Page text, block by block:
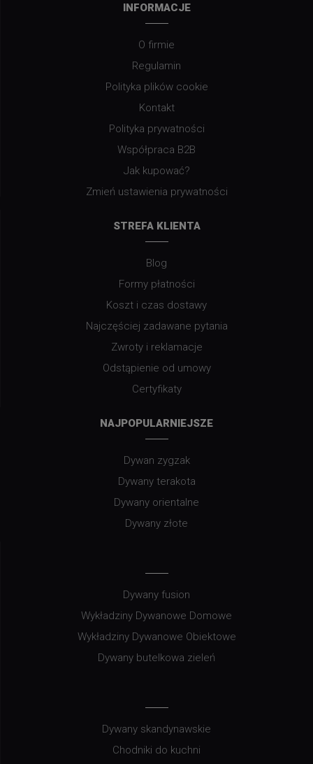
INFORMACJE
O firmie
Regulamin
Polityka plików cookie
Kontakt
Polityka prywatności
Współpraca B2B
Jak kupować?
Zmień ustawienia prywatności
STREFA KLIENTA
Blog
Formy płatności
Koszt i czas dostawy
Najczęściej zadawane pytania
Zwroty i reklamacje
Odstąpienie od umowy
Certyfikaty
NAJPOPULARNIEJSZE
Dywan zygzak
Dywany terakota
Dywany orientalne
Dywany złote
Dywany fusion
Wykładziny Dywanowe Domowe
Wykładziny Dywanowe Obiektowe
Dywany butelkowa zieleń
Dywany skandynawskie
Chodniki do kuchni